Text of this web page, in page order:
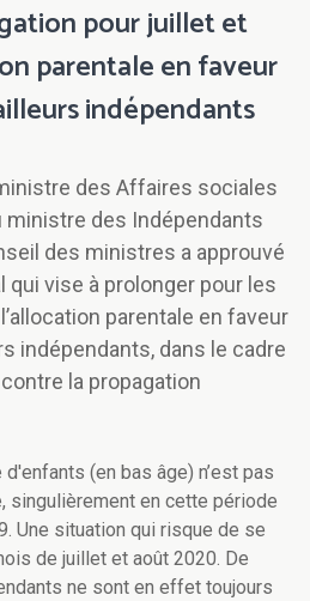
pour juillet et
parentale en faveur
indépendants
des Affaires sociales
ministre des Indépendants
des ministres a approuvé
qui vise à prolonger pour les
parentale en faveur
indépendants, dans le cadre
la propagation
d'enfants (en bas âge) n’est pas
singulièrement en cette période
Une situation qui risque de se
de juillet et août 2020. De
ne sont en effet toujours